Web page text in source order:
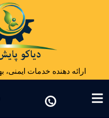
ارائه دهنده خدمات ایمنی،